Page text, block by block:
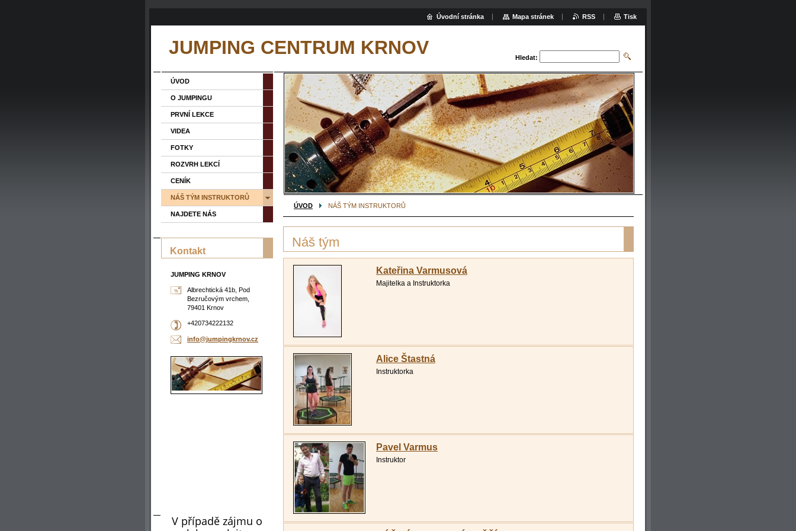
JUMPING CENTRUM KRNOV Hledat:
ÚVOD NÁŠ TÝM INSTRUKTORŮ
Náš tým
Kateřina Varmusová
Majitelka a Instruktorka
Alice Štastná
Instruktorka
Pavel Varmus
Instruktor
ÚVOD
O JUMPINGU
PRVNÍ LEKCE
VIDEA
FOTKY
ROZVRH LEKCÍ
CENÍK
NÁŠ TÝM INSTRUKTORŮ
NAJDETE NÁS
Kontakt
JUMPING KRNOV
Albrechtická 41b, Pod
Bezručovým vrchem,
79401 Krnov
+420734222132
info@jumpingkrnov.cz
V případě zájmu o
Úvodní stránka Mapa stránek RSS Tisk